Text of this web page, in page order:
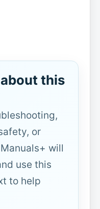
this
or
will
use this
to help